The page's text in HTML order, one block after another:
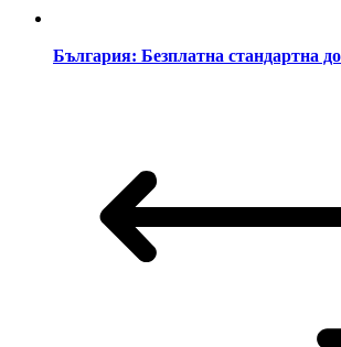
България: Безплатна стандартна